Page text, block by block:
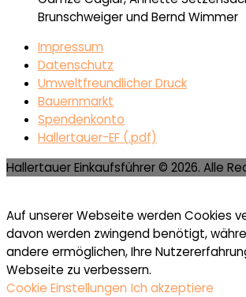
Brunschweiger und Bernd Wimmer
Impressum
Datenschutz
Umweltfreundlicher Druck
Bauernmarkt
Spendenkonto
Hallertauer-EF (.pdf)
Hallertauer Einkaufsführer © 2026. Alle
Auf unserer Webseite werden Cookies
davon werden zwingend benötigt,
andere ermöglichen, Ihre
Webseite zu verbessern.
Cookie Einstellungen Ich akzeptiere